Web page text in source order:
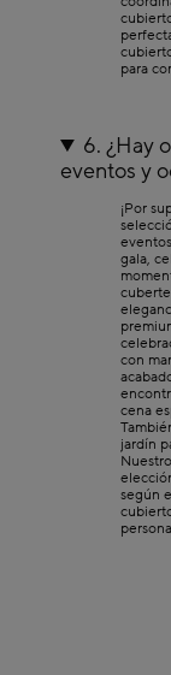
diseño
cualquier ocasión.
Cubertería
original en Casa Viva
Cubertería para
Para quienes
especiales de
condiciones
o jardín. La cubertería
estética, lo que te
En Casa Viva,
catálogo, elige el
cómodamente en
convierte en una
cada detalle. Dale a
. Haz
Descubre el resto de
,vajillas
para
6. ¿Hay
eventos y
¡Por
gala,
con
cena
jardín
según